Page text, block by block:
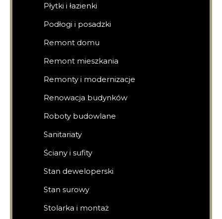
Płytki i łazienki
Podłogi i posadzki
Remont domu
Remont mieszkania
Remonty i modernizacje
Renowacja budynków
Roboty budowlane
Sanitariaty
Ściany i sufity
Stan deweloperski
Stan surowy
Stolarka i montaż